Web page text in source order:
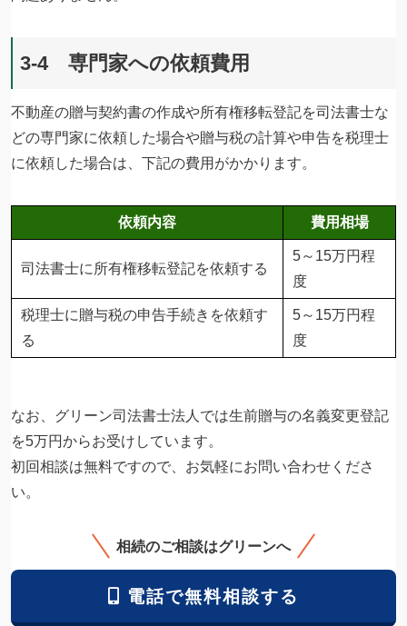
3-4 専門家への依頼費用
不動産の贈与契約書の作成や所有権移転登記を司法書士な
どの専門家に依頼した場合や贈与税の計算や申告を税理士
に依頼した場合は、下記の費用がかかります。
依頼内容 費用相場
司法書士に所有権移転登記を依頼する
5～15万円程
度
税理士に贈与税の申告手続きを依頼す
る
5～15万円程
度
なお、グリーン司法書士法人では生前贈与の名義変更登記
を5万円からお受けしています。
初回相談は無料ですので、お気軽にお問い合わせくださ
い。
相続のご相談はグリーンへ
電話で無料相談する